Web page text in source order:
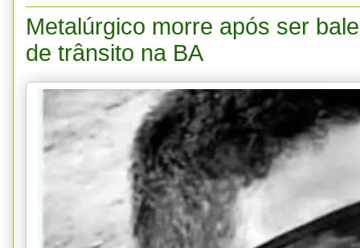
Metalúrgico morre após ser
de trânsito na BA